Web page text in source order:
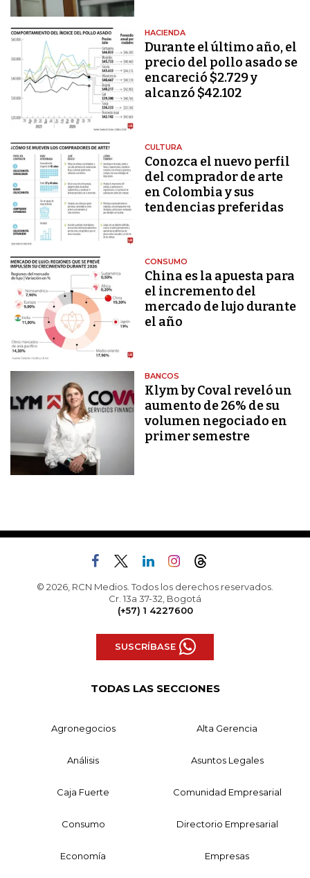
HACIENDA
Durante el último año, el
precio del pollo asado se
encareció $2.729 y
alcanzó $42.102
CULTURA
Conozca el nuevo perfil
del comprador de arte
en Colombia y sus
tendencias preferidas
CONSUMO
China es la apuesta para
el incremento del
mercado de lujo durante
el año
BANCOS
Klym by Coval reveló un
aumento de 26% de su
volumen negociado en
primer semestre
© 2026, RCN Medios. Todos los derechos reservados.
Cr. 13a 37-32, Bogotá
(+57) 1 4227600
SUSCRÍBASE
TODAS LAS SECCIONES
Agronegocios Alta Gerencia
Análisis Asuntos Legales
Caja Fuerte Comunidad Empresarial
Consumo Directorio Empresarial
Economía Empresas